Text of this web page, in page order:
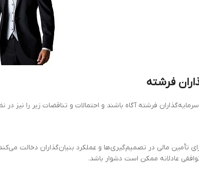
فرشته
فرشته آگاه باشند و احتمالات و تناقضات زیر را نیز در
تأمین مالی در تصمیم‌گیری‌ها و عملکرد بنیان‌گذاران دخالت
عادلانه ممکن است دشوار باشد.